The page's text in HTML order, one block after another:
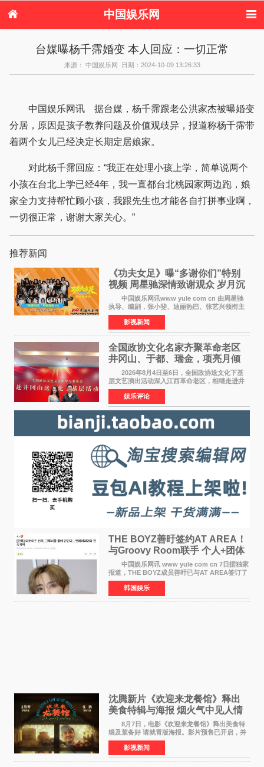
中国娱乐网
港台娱乐
日本娱乐 韩国娱乐
欧美娱乐
音乐新闻 影视新闻
内地明星八卦
台媒曝杨千霈婚变 本人回应：一切正常
来源： 中国娱乐网 日期：2024-10-09 13:26:33
中国娱乐网讯 据台媒，杨千霈跟老公洪家杰被曝婚变
分居，原因是孩子教养问题及价值观歧异，报道称杨千霈带
着两个女儿已经决定长期定居娘家。
对此杨千霈回应：“我正在处理小孩上学，简单说两个
小孩在台北上学已经4年，我一直都台北桃园家两边跑，娘
家全力支持帮忙顾小孩，我跟先生也才能各自打拼事业啊，
一切很正常，谢谢大家关心。”
推荐新闻
《功夫女足》曝“多谢你们”特别
视频 周星驰深情致谢观众 岁月沉
淀不灭初心
中国娱乐网讯www yule com cn 由周星驰
执导、编剧，张小斐、迪丽热巴、张艺兴领衔主
演，刘嘉玲、佐藤健特别出演，艾米、雪野、蔡
思贝、胡予安、倪好特别介绍的喜剧电影《功夫
女足》释出多谢你
影视新闻
全国政协文化名家齐聚革命老区
井冈山、于都、瑞金，项亮月倾
情献唱《桃花谣》致敬红色沃土
2026年8月4日至6日，全国政协送文化下基
层文艺演出活动深入江西革命老区，相继走进井
冈山、于都长征出发地、瑞金三地。由全国政协
文化文史和学习委员会副主任、甘肃省政协原主
席欧阳坚率团，一
娱乐评论
THE BOYZ善旴签约AT AREA！
与Groovy Room联手 个人+团体
活动并行
中国娱乐网讯 www yule com cn 7日据独家
报道，THE BOYZ成员善旴已与AT AREA签订了
专属合约。AT AREA是由知名制作人组合
Groovy Room创立的hip-hop厂牌，旗下拥有多
位实力派音乐人，在韩
韩国娱乐
沈腾新片《欢迎来龙餐馆》释出
美食特辑与海报 烟火气中见人情
温暖
8月7日，电影《欢迎来龙餐馆》释出美食特
辑及菜备好 请就胃版海报。影片预售已开启，并
将于8月8日至10日14:00-21:00举行全国超前点
映。电影《欢迎来龙餐馆》作为战争美食喜剧大
片，讲述了中国
影视新闻